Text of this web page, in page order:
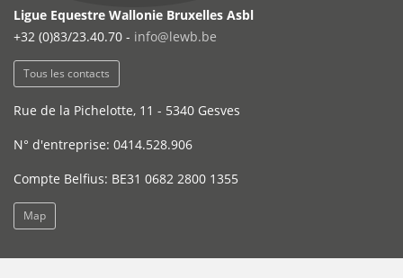
Ligue Equestre Wallonie Bruxelles Asbl
+32 (0)83/23.40.70 - info@lewb.be
Tous les contacts
Rue de la Pichelotte, 11 - 5340 Gesves
N° d'entreprise: 0414.528.906
Compte Belfius: BE31 0682 2800 1355
Map